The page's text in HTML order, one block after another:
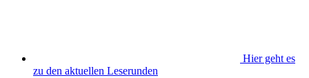
Hier geht es
zu den aktuellen Leserunden